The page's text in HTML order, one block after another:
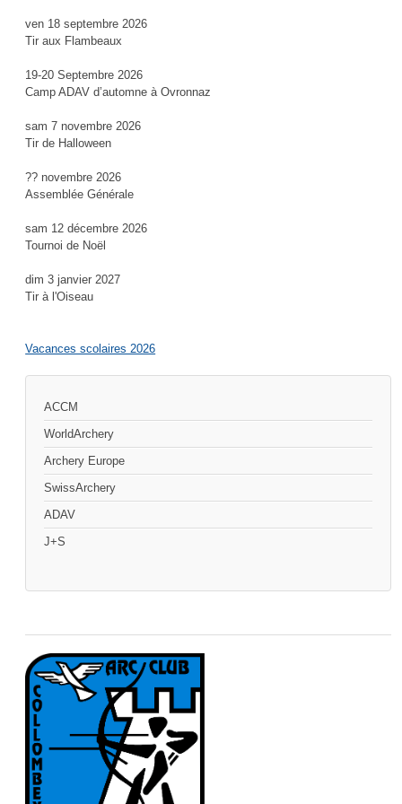
ven 18 septembre 2026
Tir aux Flambeaux
19-20 Septembre 2026
Camp ADAV d’automne à Ovronnaz
sam 7 novembre 2026
Tir de Halloween
?? novembre 2026
Assemblée Générale
sam 12 décembre 2026
Tournoi de Noël
dim 3 janvier 2027
Tir à l'Oiseau
Vacances scolaires 2026
ACCM
WorldArchery
Archery Europe
SwissArchery
ADAV
J+S